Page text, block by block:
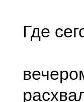
Где